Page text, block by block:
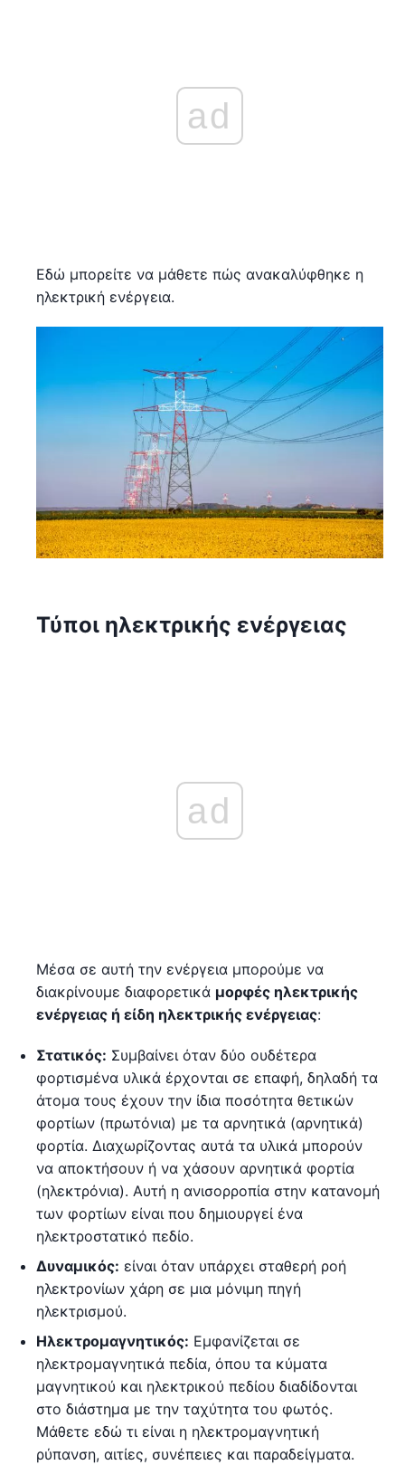
ad
Εδώ μπορείτε να μάθετε πώς ανακαλύφθηκε η
ηλεκτρική ενέργεια.
Τύποι ηλεκτρικής ενέργειας
ad
Μέσα σε αυτή την ενέργεια μπορούμε να
διακρίνουμε διαφορετικά μορφές ηλεκτρικής
ενέργειας ή είδη ηλεκτρικής ενέργειας:
Στατικός: Συμβαίνει όταν δύο ουδέτερα
φορτισμένα υλικά έρχονται σε επαφή, δηλαδή τα
άτομα τους έχουν την ίδια ποσότητα θετικών
φορτίων (πρωτόνια) με τα αρνητικά (αρνητικά)
φορτία. Διαχωρίζοντας αυτά τα υλικά μπορούν
να αποκτήσουν ή να χάσουν αρνητικά φορτία
(ηλεκτρόνια). Αυτή η ανισορροπία στην κατανομή
των φορτίων είναι που δημιουργεί ένα
ηλεκτροστατικό πεδίο.
Δυναμικός: είναι όταν υπάρχει σταθερή ροή
ηλεκτρονίων χάρη σε μια μόνιμη πηγή
ηλεκτρισμού.
Ηλεκτρομαγνητικός: Εμφανίζεται σε
ηλεκτρομαγνητικά πεδία, όπου τα κύματα
μαγνητικού και ηλεκτρικού πεδίου διαδίδονται
στο διάστημα με την ταχύτητα του φωτός.
Μάθετε εδώ τι είναι η ηλεκτρομαγνητική
ρύπανση, αιτίες, συνέπειες και παραδείγματα.